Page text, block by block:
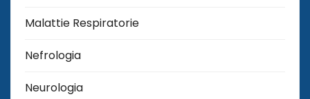
Malattie Respiratorie
Nefrologia
Neurologia